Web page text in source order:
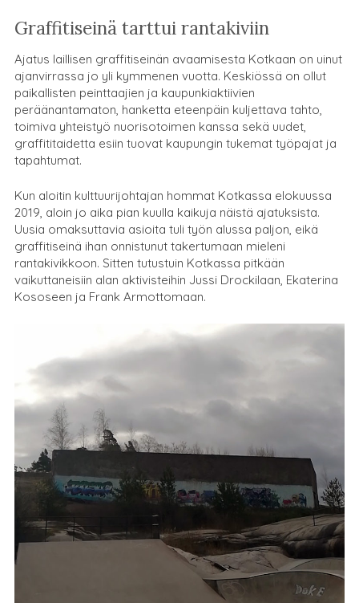
Graffitiseinä tarttui rantakiviin
Ajatus laillisen graffitiseinän avaamisesta Kotkaan on uinut
ajanvirrassa jo yli kymmenen vuotta. Keskiössä on ollut
paikallisten peinttaajien ja kaupunkiaktiivien
peräänantamaton, hanketta eteenpäin kuljettava tahto,
toimiva yhteistyö nuorisotoimen kanssa sekä uudet,
graffititaidetta esiin tuovat kaupungin tukemat työpajat ja
tapahtumat.
Kun aloitin kulttuurijohtajan hommat Kotkassa elokuussa
2019, aloin jo aika pian kuulla kaikuja näistä ajatuksista.
Uusia omaksuttavia asioita tuli työn alussa paljon, eikä
graffitiseinä ihan onnistunut takertumaan mieleni
rantakivikkoon. Sitten tutustuin Kotkassa pitkään
vaikuttaneisiin alan aktivisteihin Jussi Drockilaan Ekaterina
Kososeen ja Frank Armottomaan.